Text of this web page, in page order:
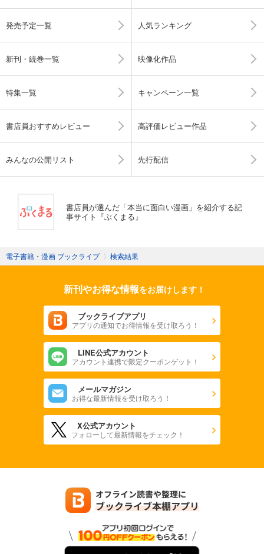
発売予定一覧 人気ランキング
新刊・続巻一覧 映像化作品
特集一覧 キャンペーン一覧
書店員おすすめレビュー 高評価レビュー作品
みんなの公開リスト 先行配信
書店員が選んだ「本当に面白い漫画」を紹介する記
事サイト『ぶくまる』
電子書籍・漫画 ブックライブ 〉 検索結果
新刊やお得な情報をお届けします！
ブックライブアプリ
アプリの通知でお得情報を受け取ろう！
LINE公式アカウント
アカウント連携で限定クーポンゲット！
メールマガジン
お得な最新情報を受け取ろう！
X公式アカウント
フォローして最新情報をチェック！